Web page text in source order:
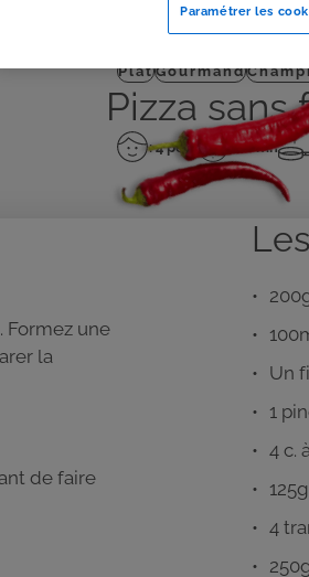
PlatGourmand
Pizza sans
Nombre
personnes
: 4 pers
Temps
de
: 20 mn
de
Formez une
la
de faire
Les
Un
1
4 c.
4
Paramétrer les